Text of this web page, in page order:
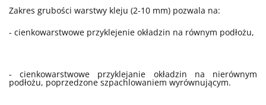
Zakres grubości warstwy kleju (2-10 mm) pozwala na:
- cienkowarstwowe przyklejenie okładzin na równym podłożu,
- cienkowarstwowe przyklejanie okładzin na nierównym
podłożu, poprzedzone szpachlowaniem wyrównującym.